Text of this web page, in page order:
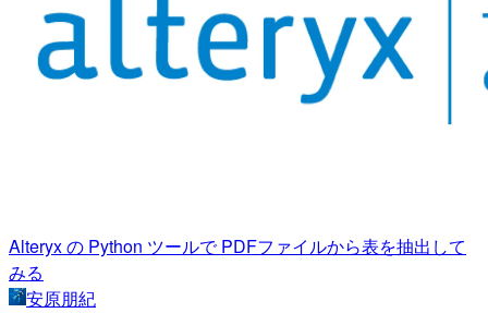
Alteryx の Python ツールで PDFファイルから表を抽出して
みる
安原朋紀